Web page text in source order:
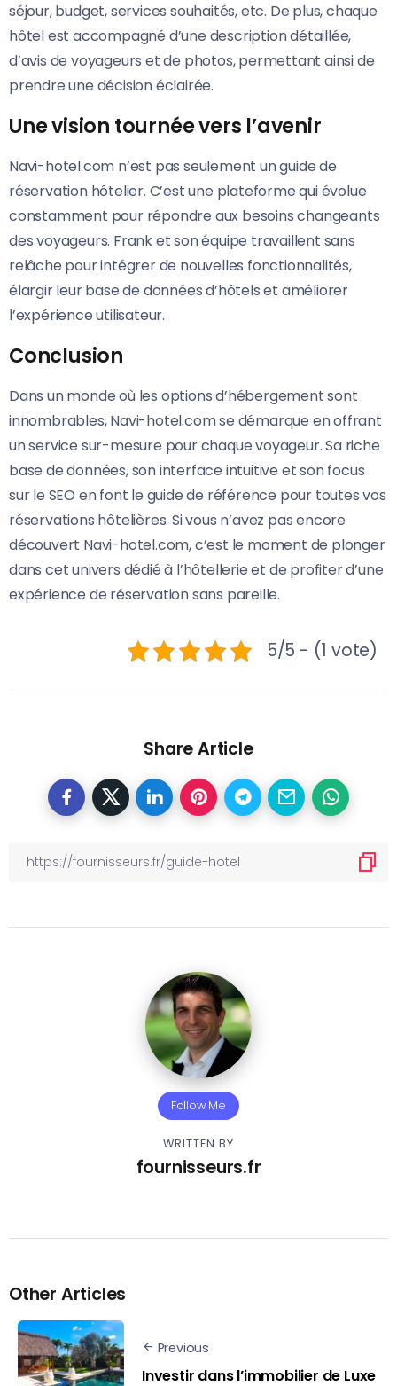
séjour, budget, services souhaités, etc. De plus, chaque
hôtel est accompagné d’une description détaillée,
d’avis de voyageurs et de photos, permettant ainsi de
prendre une décision éclairée.
Une vision tournée vers l’avenir
Navi-hotel.com n’est pas seulement un guide de
réservation hôtelier. C’est une plateforme qui évolue
constamment pour répondre aux besoins changeants
des voyageurs. Frank et son équipe travaillent sans
relâche pour intégrer de nouvelles fonctionnalités,
élargir leur base de données d’hôtels et améliorer
l’expérience utilisateur.
Conclusion
Dans un monde où les options d’hébergement sont
innombrables, Navi-hotel.com se démarque en offrant
un service sur-mesure pour chaque voyageur. Sa riche
base de données, son interface intuitive et son focus
sur le SEO en font le guide de référence pour toutes vos
réservations hôtelières. Si vous n’avez pas encore
découvert Navi-hotel.com, c’est le moment de plonger
dans cet univers dédié à l’hôtellerie et de profiter d’une
expérience de réservation sans pareille.
5/5 - (1 vote)
Share Article
Follow Me
WRITTEN BY
fournisseurs.fr
Other Articles
Previous
Investir dans l’immobilier de Luxe